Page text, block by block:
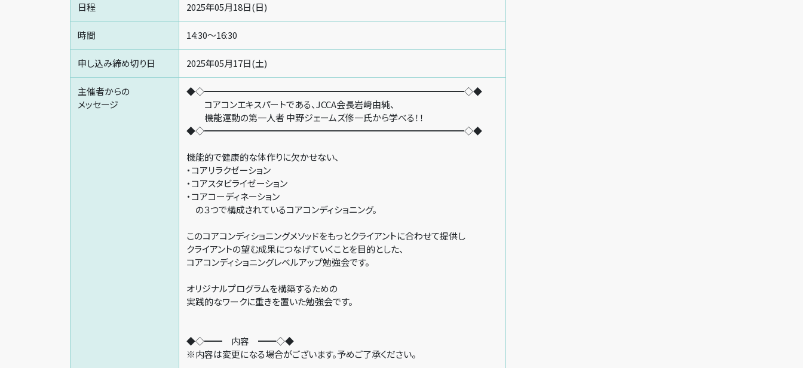
日程 2025年05月18日(日)
時間 14:30～16:30
申し込み締め切り日 2025年05月17日(土)
主催者からの
メッセージ
◆◇━━━━━━━━━━━━━━━━━━━━━━━━━━━━━◇◆
コアコンエキスパートである、JCCA会長岩﨑由純、
機能運動の第一人者 中野ジェームズ修一氏から学べる！！
◆◇━━━━━━━━━━━━━━━━━━━━━━━━━━━━━◇◆
機能的で健康的な体作りに欠かせない、
・コアリラクゼーション
・コアスタビライゼーション
・コアコーディネーション
の３つで構成されているコアコンディショニング。
このコアコンディショニングメソッドをもっとクライアントに合わせて提供し
クライアントの望む成果につなげていくことを目的とした、
コアコンディショニングレベルアップ勉強会です。
オリジナルプログラムを構築するための
実践的なワークに重きを置いた勉強会です。
◆◇━━ 内容 ━━◇◆
※内容は変更になる場合がございます。予めご了承ください。